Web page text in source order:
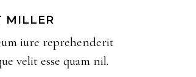
MILLER
iure reprehenderit
velit esse quam nil.